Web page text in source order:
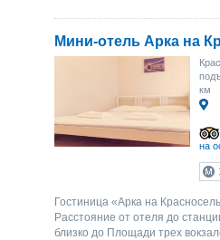
Мини-отель Арка на
км
на
Гостиница «Арка на
Расстояние от отеля до
близко до Площади трех